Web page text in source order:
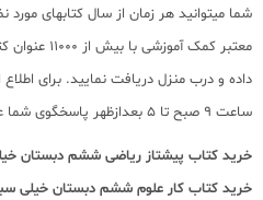
شما میتوانید هر زمان از سال کتابهای
ساعت 9 صبح تا 5 بعدازظهر پاسخگوی شما عزیزان است و برای پیگیری سفارشات شهرستانها میتوانید با مراجعه به سایت رهگیری مرسولات پستی از موقعیت بسته سفارشات خود اطلاع پیدا کنید.
خرید کتاب پیشتاز ریاضی ششم دبستان
خرید کتاب کار علوم ششم دبستان خیلی